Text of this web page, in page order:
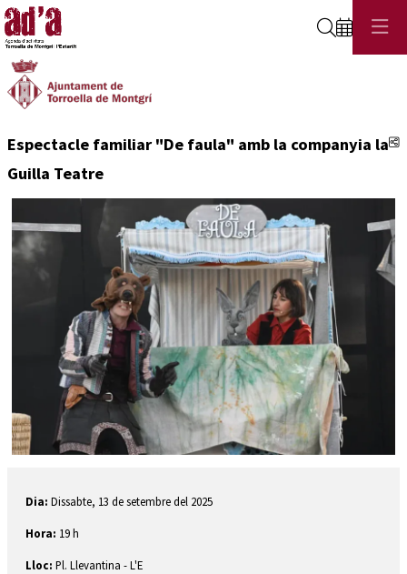
Cerca
Espectacle familiar "De faula" amb la companyia la
Guilla Teatre
Dia: Dissabte, 13 de setembre del 2025
Hora: 19 h
Lloc: Pl. Llevantina - L'E